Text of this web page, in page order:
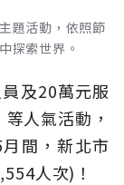
題活動，依照節
探索世界。
及20萬元服
人氣活動，
間，新北市
人次)！